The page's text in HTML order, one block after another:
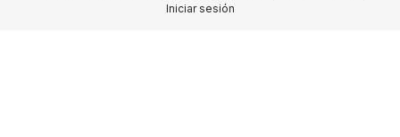
Iniciar sesión